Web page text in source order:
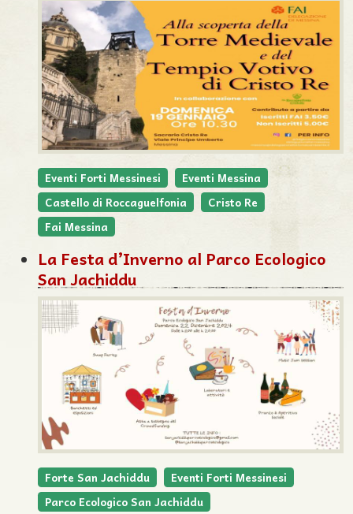
Eventi Forti Messinesi
Eventi Messina
Castello di Roccaguelfonia
Cristo Re
Fai Messina
La Festa d’Inverno al Parco Ecologico
San Jachiddu
Forte San Jachiddu
Eventi Forti Messinesi
Parco Ecologico San Jachiddu